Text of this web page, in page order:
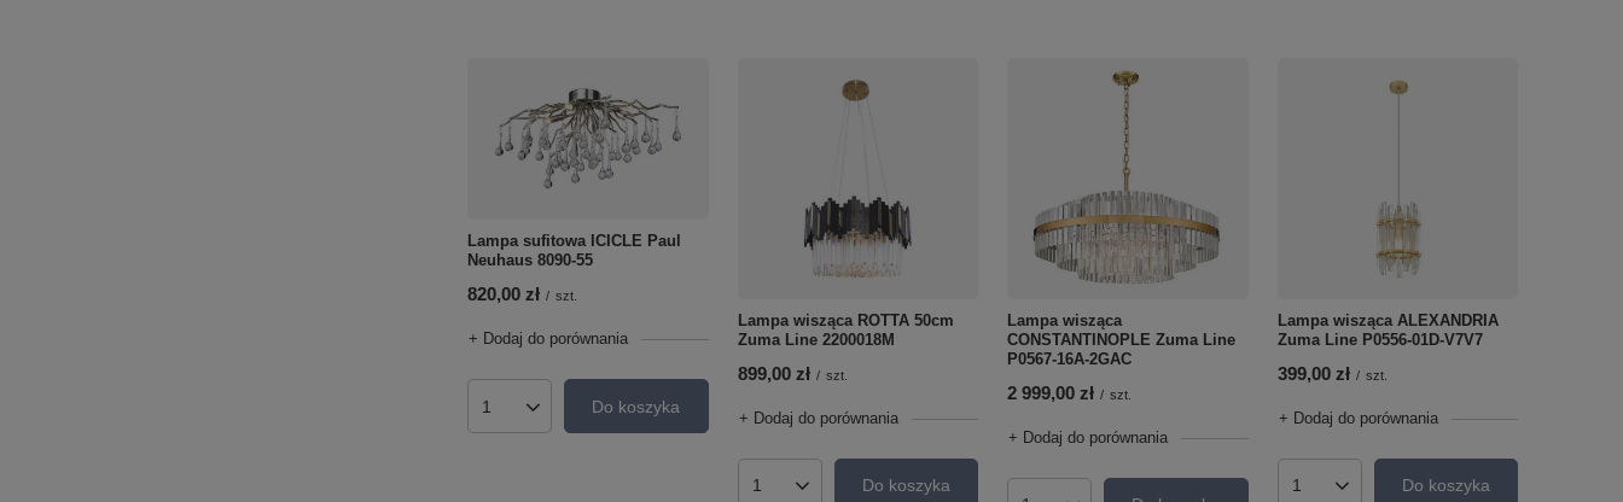
Lampa sufitowa ICICLE Paul
Neuhaus 8090-55
820,00 zł / szt.
+ Dodaj do porównania
Ilość produktówDo koszyka
Lampa wisząca ROTTA 50cm
Zuma Line 2200018M
899,00 zł / szt.
+ Dodaj do porównania
Ilość produktówDo koszyka
Lampa wisząca
CONSTANTINOPLE Zuma Line
P0567-16A-2GAC
2 999,00 zł / szt.
+ Dodaj do porównania
Lampa wisząca ALEXANDRIA
Zuma Line P0556-01D-V7V7
399,00 zł / szt.
+ Dodaj do porównania
Ilość produktówDo koszyka